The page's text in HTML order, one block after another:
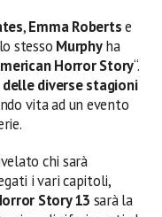
,Emma Robertse
stesso Murphyha
Horror Story“.
diverse stagioni
vita ad un evento
chi sarà
i vari capitoli,
Story 13 sarà la